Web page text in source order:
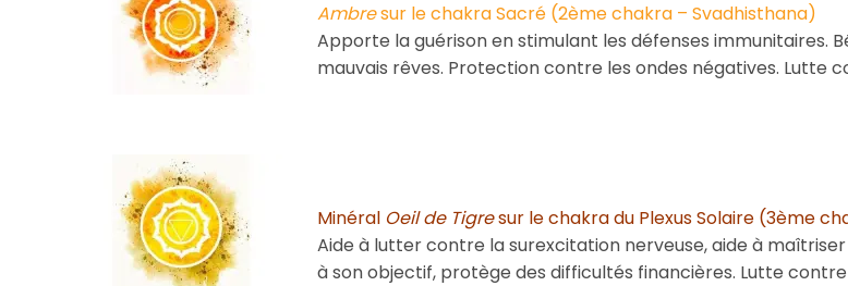
Ambresur le chakra Sacré (2ème chakra – Svadhisthana)
Apporte la guérison en stimulant les défenses immunitaires.
mauvais rêves. Protection contre les ondes négatives. Lutte
Minéral Oeil de Tigresur le chakra du Plexus Solaire (3ème
Aide à lutter contre la surexcitation nerveuse, aide à
à son objectif, protège des difficultés financières. Lutte